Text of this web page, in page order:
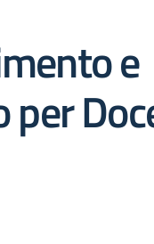
e
per